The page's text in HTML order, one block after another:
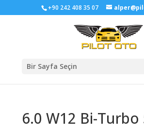
+90 242 408 35 07
Bir Sayfa Seçin
6.0 W12 Bi-Turbo